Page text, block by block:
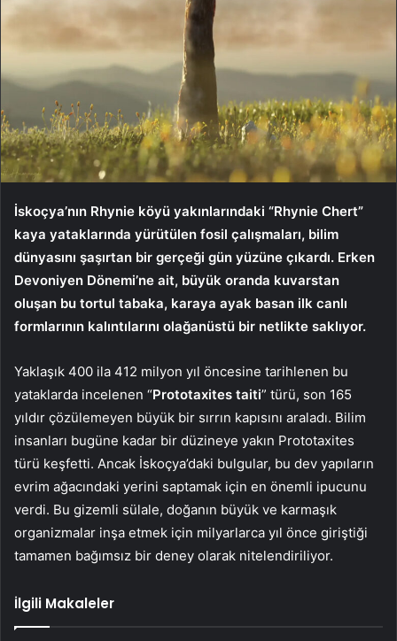
İskoçya’nın Rhynie köyü yakınlarındaki “Rhynie Chert”
kaya yataklarında yürütülen fosil çalışmaları, bilim
dünyasını şaşırtan bir gerçeği gün yüzüne çıkardı. Erken
Devoniyen Dönemi’ne ait, büyük oranda kuvarstan
oluşan bu tortul tabaka, karaya ayak basan ilk canlı
formlarının kalıntılarını olağanüstü bir netlikte saklıyor.
Yaklaşık 400 ila 412 milyon yıl öncesine tarihlenen bu
yataklarda incelenen “Prototaxites taiti” türü, son 165
yıldır çözülemeyen büyük bir sırrın kapısını araladı. Bilim
insanları bugüne kadar bir düzineye yakın Prototaxites
türü keşfetti. Ancak İskoçya’daki bulgular, bu dev yapıların
evrim ağacındaki yerini saptamak için en önemli ipucunu
verdi. Bu gizemli sülale, doğanın büyük ve karmaşık
organizmalar inşa etmek için milyarlarca yıl önce giriştiği
tamamen bağımsız bir deney olarak nitelendiriliyor.
İlgili Makaleler